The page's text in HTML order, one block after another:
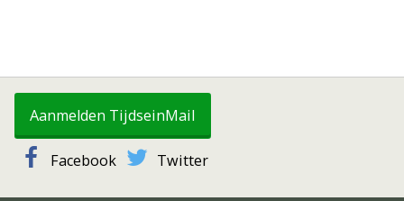
Aanmelden TijdseinMail
Facebook Twitter